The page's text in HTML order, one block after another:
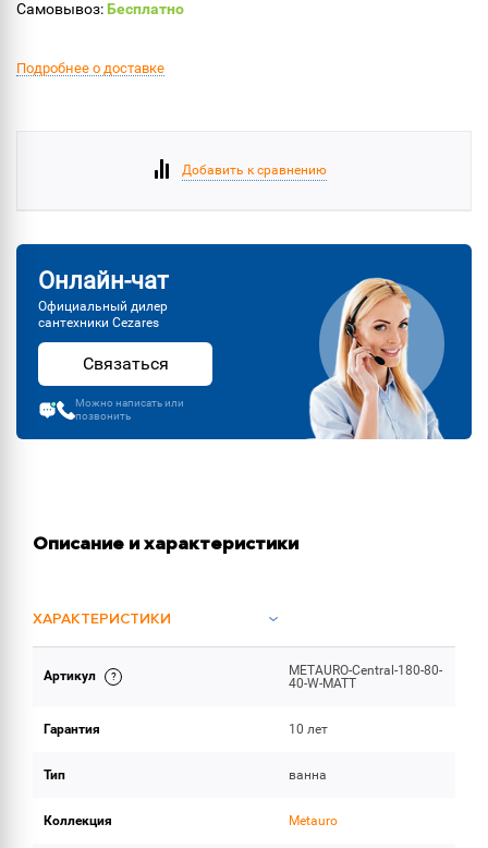
Самовывоз:Бесплатно
Подробнее о доставке
Добавить к сравнению
Онлайн-чат
Официальный дилер
сантехники Cezares
Связаться
Можно написать или
позвонить
Описание и характеристики
ХАРАКТЕРИСТИКИ
ИНСТРУКЦИИ И ДОКУМЕНТАЦИЯ
ОБЪЕМ ПОСТАВКИ
Артикул
METAURO-Central-180-80-
40-W-MATT
Гарантия 10 лет
Тип ванна
Коллекция Metauro